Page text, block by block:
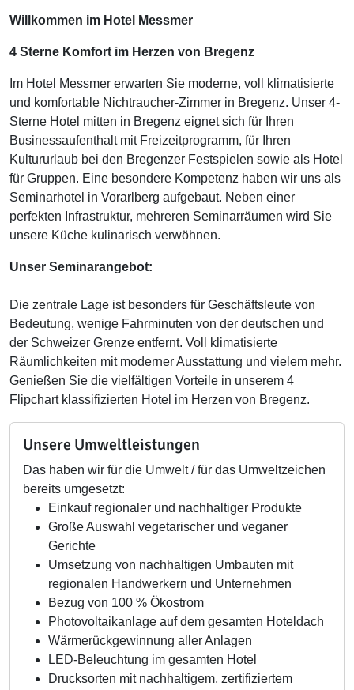
Willkommen im Hotel Messmer
4 Sterne Komfort im Herzen von Bregenz
Im Hotel Messmer erwarten Sie moderne, voll klimatisierte
und komfortable Nichtraucher-Zimmer in Bregenz. Unser 4-
Sterne Hotel mitten in Bregenz eignet sich für Ihren
Businessaufenthalt mit Freizeitprogramm, für Ihren
Kultururlaub bei den Bregenzer Festspielen sowie als Hotel
für Gruppen. Eine besondere Kompetenz haben wir uns als
Seminarhotel in Vorarlberg aufgebaut. Neben einer
perfekten Infrastruktur, mehreren Seminarräumen wird Sie
unsere Küche kulinarisch verwöhnen.
Unser Seminarangebot:
Die zentrale Lage ist besonders für Geschäftsleute von
Bedeutung, wenige Fahrminuten von der deutschen und
der Schweizer Grenze entfernt. Voll klimatisierte
Räumlichkeiten mit moderner Ausstattung und vielem mehr.
Genießen Sie die vielfältigen Vorteile in unserem 4
Flipchart klassifizierten Hotel im Herzen von Bregenz.
Unsere Umweltleistungen
Das haben wir für die Umwelt / für das Umweltzeichen
bereits umgesetzt:
Einkauf regionaler und nachhaltiger Produkte
Große Auswahl vegetarischer und veganer
Gerichte
Umsetzung von nachhaltigen Umbauten mit
regionalen Handwerkern und Unternehmen
Bezug von 100 % Ökostrom
Photovoltaikanlage auf dem gesamten Hoteldach
Wärmerückgewinnung aller Anlagen
LED-Beleuchtung im gesamten Hotel
Drucksorten mit nachhaltigem, zertifiziertem